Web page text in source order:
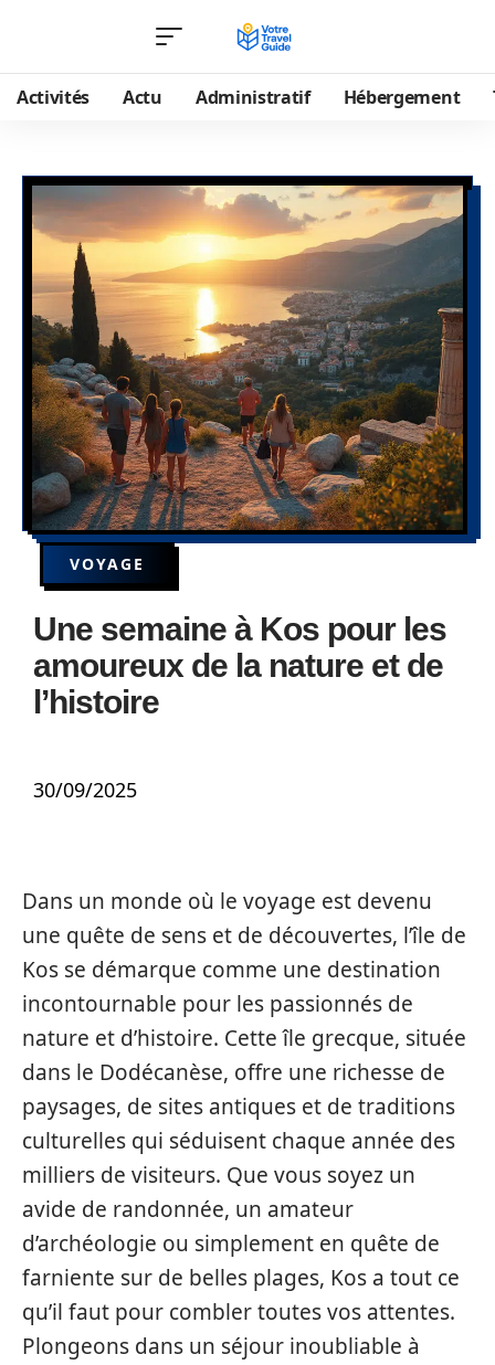
Activités Actu Administratif Hébergement
VOYAGE
Une semaine à Kos pour les
amoureux de la nature et de
l’histoire
30/09/2025
Dans un monde où le voyage est devenu
une quête de sens et de découvertes, l’île de
Kos se démarque comme une destination
incontournable pour les passionnés de
nature et d’histoire. Cette île grecque, située
dans le Dodécanèse, offre une richesse de
paysages, de sites antiques et de traditions
culturelles qui séduisent chaque année des
milliers de visiteurs. Que vous soyez un
avide de randonnée, un amateur
d’archéologie ou simplement en quête de
farniente sur de belles plages, Kos a tout ce
qu’il faut pour combler toutes vos attentes.
Plongeons dans un séjour inoubliable à